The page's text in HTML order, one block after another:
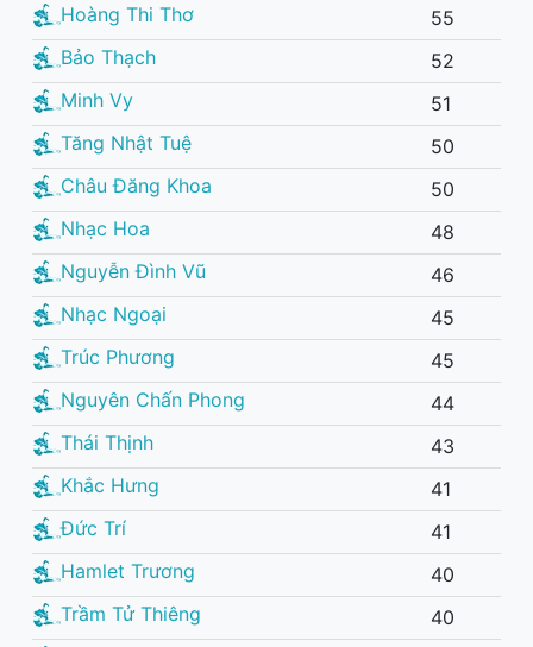
Hoàng Thi Thơ
55
Bảo Thạch
52
Minh Vy
51
Tăng Nhật Tuệ
50
Châu Đăng Khoa
50
Nhạc Hoa
48
Nguyễn Đình Vũ
46
Nhạc Ngoại
45
Trúc Phương
45
Nguyên Chấn Phong
44
Thái Thịnh
43
Khắc Hưng
41
Đức Trí
41
Hamlet Trương
40
Trầm Tử Thiêng
40